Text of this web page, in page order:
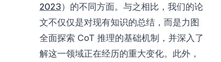
2023）的不同方面。与之相比，我们的论
文不仅仅是对现有知识的总结，而是力图
全面探索 CoT 推理的基础机制，并深入了
解这一领域正在经历的重大变化。此外，